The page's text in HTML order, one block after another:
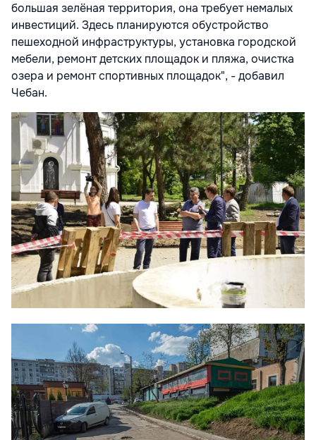
большая зелёная территория, она требует немалых
инвестиций. Здесь планируются обустройство
пешеходной инфраструктуры, установка городской
мебели, ремонт детских площадок и пляжа, очистка
озера и ремонт спортивных площадок", - добавил
Чебан.